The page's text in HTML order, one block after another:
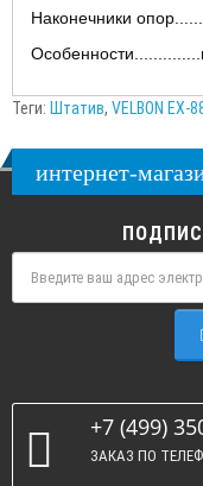
Наконечники
Теги: Штатив, VELBON EX-
интернет-
+7 (499)
ЗАКАЗ ПО